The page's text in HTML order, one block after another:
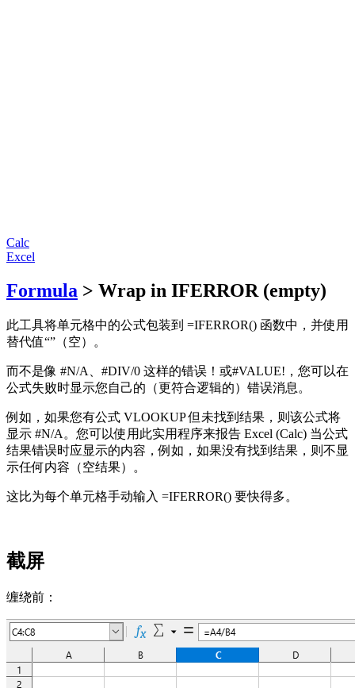
Calc
Excel
Formula > Wrap in IFERROR (empty)
此工具将单元格中的公式包装到 =IFERROR() 函数中，并使用
替代值“”（空）。
而不是像 #N/A、#DIV/0 这样的错误！或#VALUE!，您可以在
公式失败时显示您自己的（更符合逻辑的）错误消息。
例如，如果您有公式 VLOOKUP 但未找到结果，则该公式将
显示 #N/A。您可以使用此实用程序来报告 Excel (Calc) 当公式
结果错误时应显示的内容，例如，如果没有找到结果，则不显
示任何内容（空结果）。
这比为每个单元格手动输入 =IFERROR() 要快得多。
截屏
缠绕前：